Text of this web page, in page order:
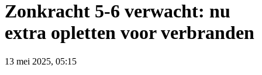
Zonkracht 5-6 verwacht: nu
extra opletten voor verbranden
13 mei 2025, 05:15